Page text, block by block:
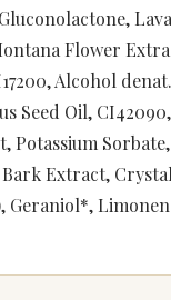
Flower
Alcohol
Seed Oil,
Potassium
Extract, Crystal
Geraniol*,